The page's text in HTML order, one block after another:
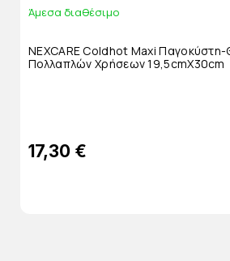
Άμεσα διαθέσιμο
NEXCARE Coldhot Maxi
Πολλαπλών Χρήσεων 19,5cmX30cm
17,30 €